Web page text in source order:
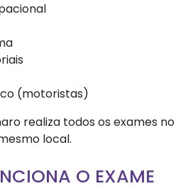
(motoristas)
realiza todos os exames no
local.
O EXAME